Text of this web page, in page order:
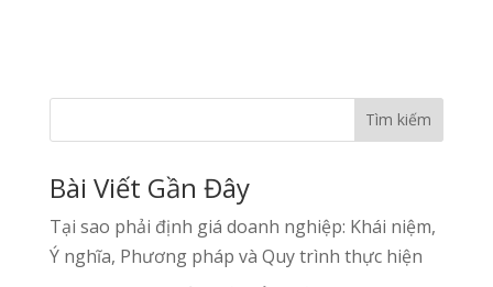
Tìm kiếm
Bài Viết Gần Đây
Tại sao phải định giá doanh nghiệp: Khái niệm,
Ý nghĩa, Phương pháp và Quy trình thực hiện